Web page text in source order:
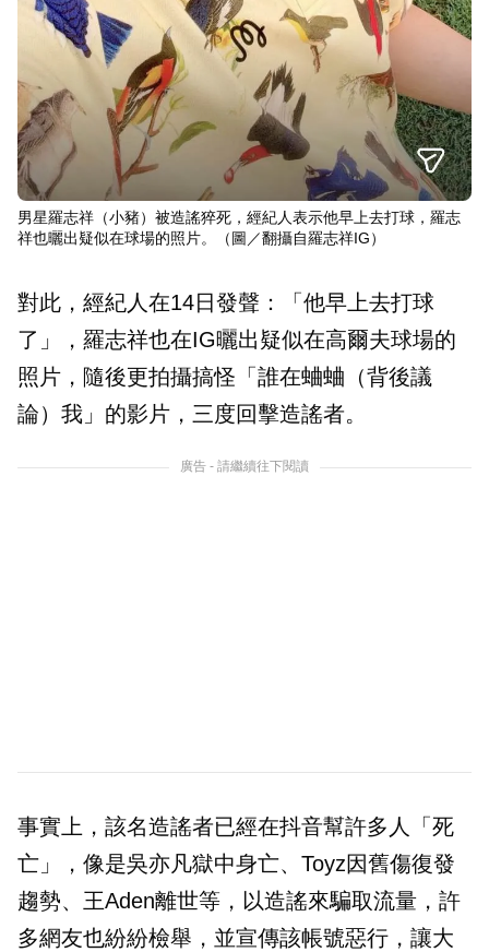
男星羅志祥（小豬）被造謠猝死，經紀人表示他早上去打球，羅志
祥也曬出疑似在球場的照片。（圖／翻攝自羅志祥IG）
對此，經紀人在14日發聲：「他早上去打球
了」，羅志祥也在IG曬出疑似在高爾夫球場的
照片，隨後更拍攝搞怪「誰在蛐蛐（背後議
論）我」的影片，三度回擊造謠者。
廣告 - 請繼續往下閱讀
事實上，該名造謠者已經在抖音幫許多人「死
亡」，像是吳亦凡獄中身亡、Toyz因舊傷復發
趨勢、王Aden離世等，以造謠來騙取流量，許
多網友也紛紛檢舉，並宣傳該帳號惡行，讓大